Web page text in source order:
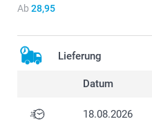
Ab 28,95
Lieferung
Datum
18.08.2026